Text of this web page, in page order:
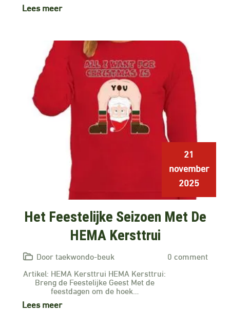
Lees meer
21
november
2025
Het Feestelijke Seizoen Met De
HEMA Kersttrui
Door taekwondo-beuk
0 comment
Artikel: HEMA Kersttrui HEMA Kersttrui:
Breng de Feestelijke Geest Met de
feestdagen om de hoek…
Lees meer